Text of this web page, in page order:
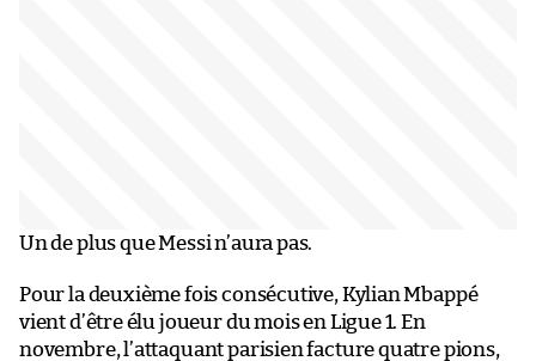
Un de plus que Messi n’aura pas.
Pour la deuxième fois consécutive, Kylian Mbappé
vient d’être élu joueur du mois en Ligue 1. En
novembre, l’attaquant parisien facture quatre pions,